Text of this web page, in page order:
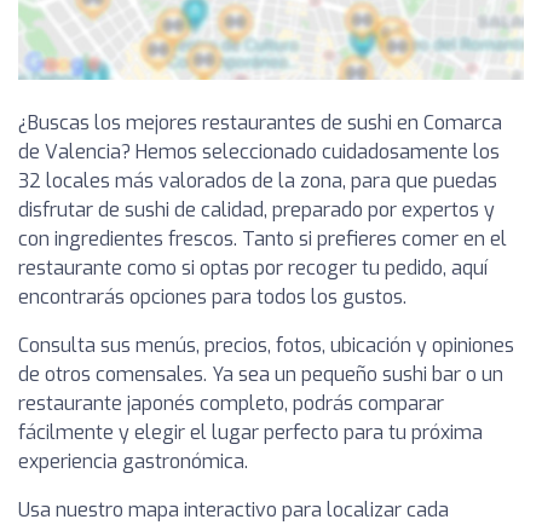
¿Buscas los mejores restaurantes de sushi en Comarca
de Valencia? Hemos seleccionado cuidadosamente los
32 locales más valorados de la zona, para que puedas
disfrutar de sushi de calidad, preparado por expertos y
con ingredientes frescos. Tanto si prefieres comer en el
restaurante como si optas por recoger tu pedido, aquí
encontrarás opciones para todos los gustos.
Consulta sus menús, precios, fotos, ubicación y opiniones
de otros comensales. Ya sea un pequeño sushi bar o un
restaurante japonés completo, podrás comparar
fácilmente y elegir el lugar perfecto para tu próxima
experiencia gastronómica.
Usa nuestro mapa interactivo para localizar cada